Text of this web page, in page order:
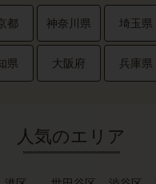
都 神奈川県 埼玉県
県 大阪府 兵庫県
人気のエリア